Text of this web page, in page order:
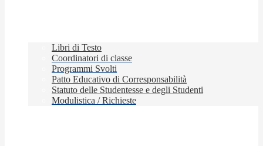
Libri di Testo
Coordinatori di classe
Programmi Svolti
Patto Educativo di Corresponsabilità
Statuto delle Studentesse e degli Studenti
Modulistica / Richieste